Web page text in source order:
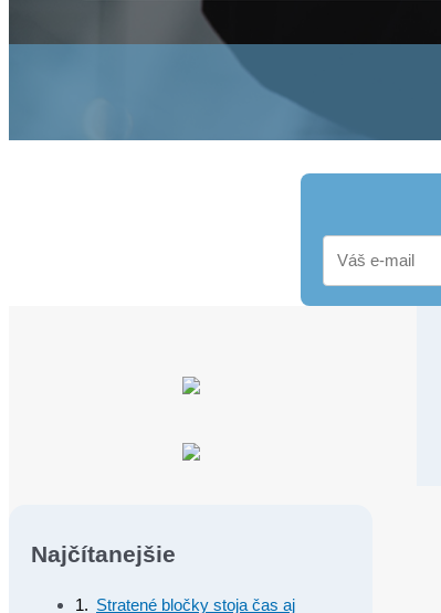
Najčítanejšie
Stratené bločky stoja čas aj